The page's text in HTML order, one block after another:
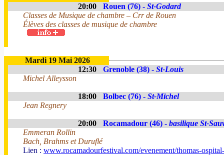
20:00
Rouen (76) - St-Godard
Classes de Musique de chambre – Crr de Rouen
Élèves des classes de musique de chambre
Mardi 19 Mai 2026
12:30
Grenoble (38) - St-Louis
Michel Alleysson
18:00 Bolbec (76) - St-Michel
Jean Regnery
20:00 Rocamadour (46) - basilique St-
Emmeran Rollin
Bach, Brahms et Duruflé
Lien : www.rocamadourfestival.com/evenement/thomas-